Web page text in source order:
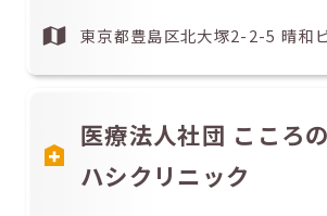
東京都豊島区北大塚2-2-5 晴和
医療法人社団 こころ
ハシクリニック